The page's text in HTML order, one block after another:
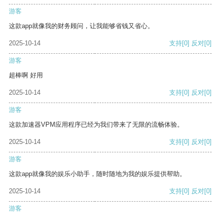
游客
这款app就像我的财务顾问，让我能够省钱又省心。
2025-10-14 支持[0] 反对[0]
游客
超棒啊 好用
2025-10-14 支持[0] 反对[0]
游客
这款加速器VPM应用程序已经为我们带来了无限的流畅体验。
2025-10-14 支持[0] 反对[0]
游客
这款app就像我的娱乐小助手，随时随地为我的娱乐提供帮助。
2025-10-14 支持[0] 反对[0]
游客